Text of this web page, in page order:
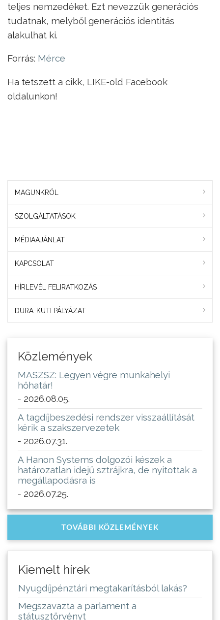
teljes nemzedéket. Ezt nevezzük generációs
tudatnak, melyből generációs identitás
alakulhat ki.
Forrás: Mérce
Ha tetszett a cikk, LIKE-old Facebook
oldalunkon!
MAGUNKRÓL
SZOLGÁLTATÁSOK
MÉDIAAJÁNLAT
KAPCSOLAT
HÍRLEVÉL FELIRATKOZÁS
DURA-KUTI PÁLYÁZAT
Közlemények
MASZSZ: Legyen végre munkahelyi
hőhatár!
- 2026.08.05.
A tagdíjbeszedési rendszer visszaállítását
kérik a szakszervezetek
- 2026.07.31.
A Hanon Systems dolgozói készek a
határozatlan idejű sztrájkra, de nyitottak a
megállapodásra is
- 2026.07.25.
TOVÁBBI KÖZLEMÉNYEK
Kiemelt hírek
Nyugdíjpénztári megtakarításból lakás?
Megszavazta a parlament a
státusztörvényt